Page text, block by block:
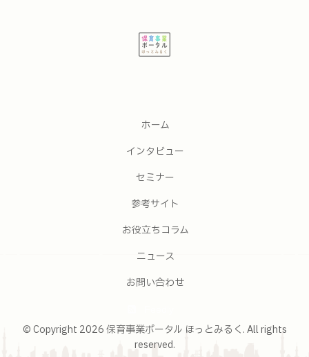
ホーム
インタビュー
セミナー
参考サイト
お役立ちコラム
ニュース
お問い合わせ
© Copyright 2026 保育事業ポータル ほっとみるく. All rights
reserved.